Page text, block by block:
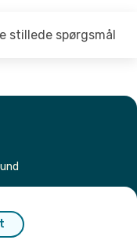
stillede spørgsmål